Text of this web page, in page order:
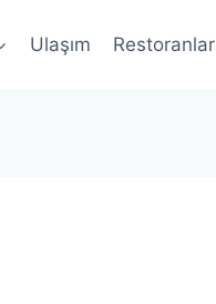
Ulaşım Restoranlar